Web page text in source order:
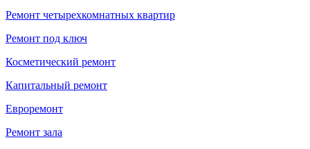
Ремонт четырехкомнатных квартир
Ремонт под ключ
Косметический ремонт
Капитальный ремонт
Евроремонт
Ремонт зала